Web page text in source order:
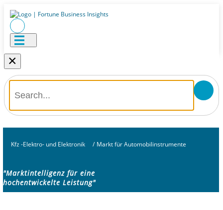
×
Kfz -Elektro- und Elektronik / Markt für Automobilinstrumente
"Marktintelligenz für eine
hochentwickelte Leistung"